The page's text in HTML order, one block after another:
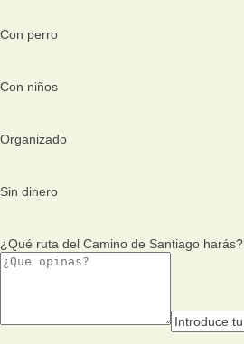
Con perro
Con niños
Organizado
Sin dinero
¿Qué ruta del Camino de Santiago harás?